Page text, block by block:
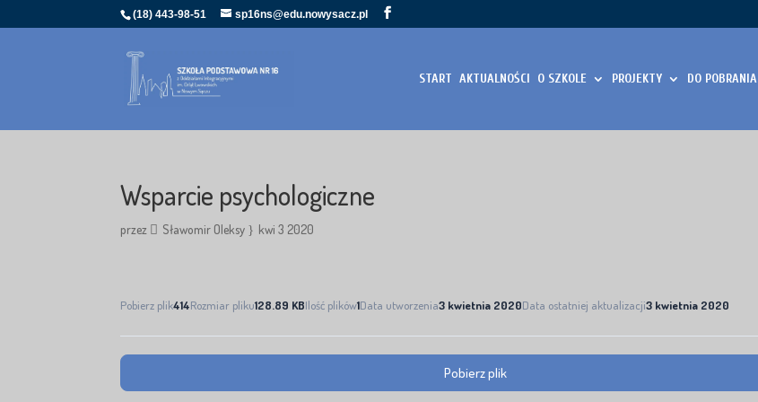
(18) 443-98-51 sp16ns@edu.nowysacz.pl
START AKTUALNOŚCI O SZKOLE PROJEKTY DO POBRANIA
Wsparcie psychologiczne
przez Sławomir Oleksy kwi 3 2020
Pobierz plik414Rozmiar pliku128.89 KBIlość plików1Data utworzenia3 kwietnia 2020Data ostatniej aktualizacji3 kwietnia 2020
Pobierz plik